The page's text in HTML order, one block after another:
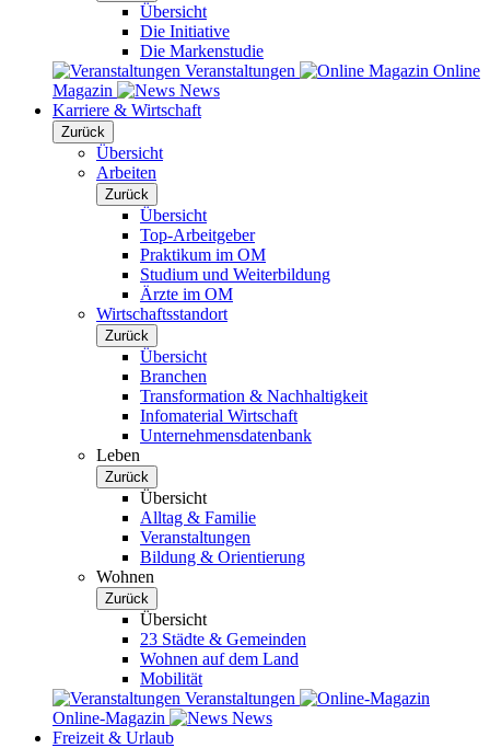
Übersicht
Die Initiative
Die Markenstudie
Veranstaltungen
Online
Magazin
News
Karriere & Wirtschaft
Zurück
Übersicht
Arbeiten
Zurück
Übersicht
Top-Arbeitgeber
Praktikum im OM
Studium und Weiterbildung
Ärzte im OM
Wirtschaftsstandort
Zurück
Übersicht
Branchen
Transformation & Nachhaltigkeit
Infomaterial Wirtschaft
Unternehmensdatenbank
Leben
Zurück
Übersicht
Alltag & Familie
Veranstaltungen
Bildung & Orientierung
Wohnen
Zurück
Übersicht
23 Städte & Gemeinden
Wohnen auf dem Land
Mobilität
Veranstaltungen
Online-Magazin
News
Freizeit & Urlaub